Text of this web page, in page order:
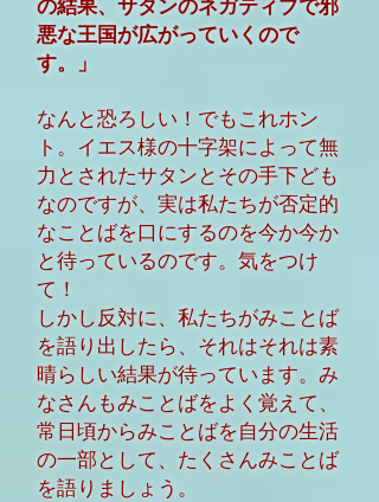
悪な王国が広がっていくので
す。」
なんと恐ろしい！でもこれホン
ト。イエス様の十字架によって無
力とされたサタンとその手下ども
なのですが、実は私たちが否定的
なことばを口にするのを今か今か
と待っているのです。気をつけ
て！
しかし反対に、私たちがみことば
を語り出したら、それはそれは素
晴らしい結果が待っています。み
なさんもみことばをよく覚えて、
常日頃からみことばを自分の生活
の一部として、たくさんみことば
を語りましょう。